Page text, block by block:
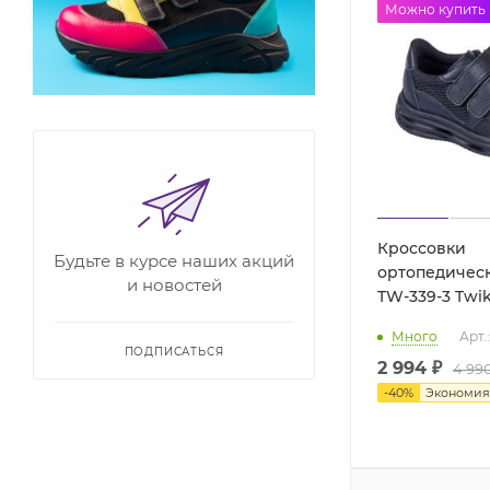
до -50%
Можно купить
Кроссовки
TW-339-3
Много
2 994 ₽ 4
-40% Экономия
Будьте в курсе наших акций
и новостей
ПОДПИСАТЬСЯ